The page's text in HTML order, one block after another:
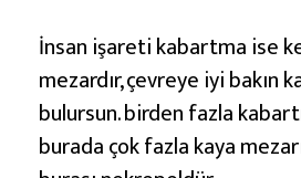
r
t
m
a
İnsan işareti kabartma ise
mezardır, çevreye iyi bakın
bulursun. birden fazla
burada çok fazla kaya